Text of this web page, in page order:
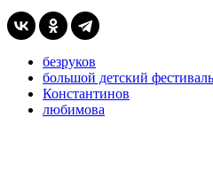
безруков
большой детский фестиваль
Константинов
любимова